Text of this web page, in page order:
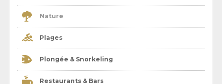
Nature
Plages
Plongée & Snorkeling
Restaurants & Bars